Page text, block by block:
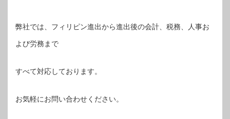
弊社では、フィリピン進出から進出後の会計、税務、人事お
よび労務まで
すべて対応しております。
お気軽にお問い合わせください。